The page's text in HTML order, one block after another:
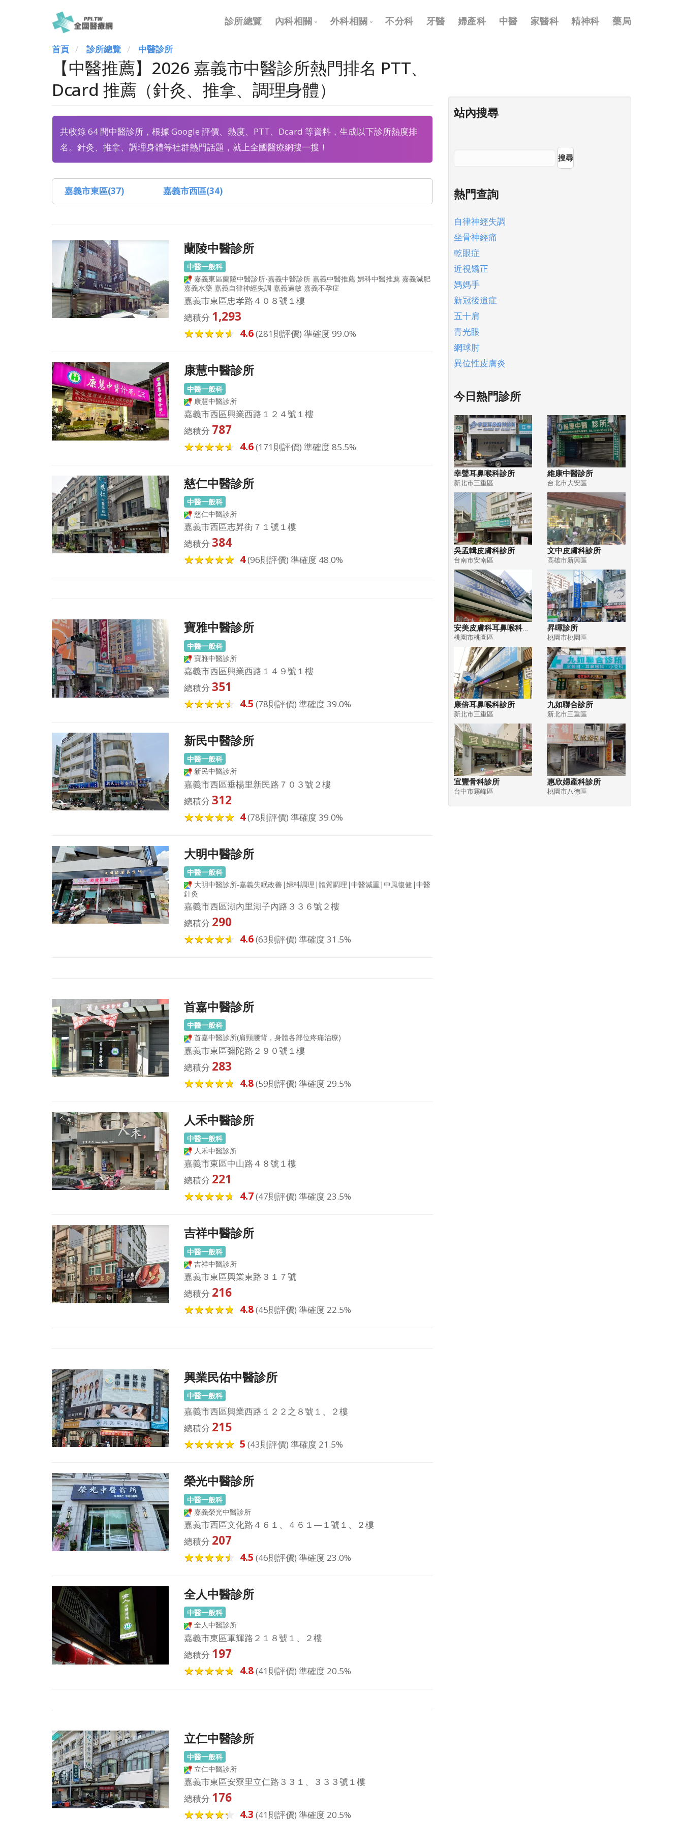
Main
navigation
診所總覽 內科相關
內科
兒科
皮膚科
神經科
復健科
外科相關
外科
耳鼻喉科
骨科
泌尿科
不分科 牙醫 婦產科 中醫 家醫科 精神科 藥局
首頁 診所總覽 中醫診所
【中醫推薦】2026 嘉義市中醫診所熱門排名 PTT、
Dcard 推薦（針灸、推拿、調理身體）
共收錄 64 間中醫診所，根據 Google 評價、熱度、PTT、Dcard 等資料，生成以下診所熱度排
名。針灸、推拿、調理身體等社群熱門話題，就上全國醫療網搜一搜！
嘉義市東區(37) 嘉義市西區(34)
蘭陵中醫診所
中醫一般科
嘉義東區蘭陵中醫診所-嘉義中醫診所 嘉義中醫推薦 婦科中醫推薦 嘉義減肥
嘉義水藥 嘉義自律神經失調 嘉義過敏 嘉義不孕症
嘉義市東區忠孝路４０８號１樓
總積分 1,293
4.6(281則評價) 準確度 99.0%
康慧中醫診所
中醫一般科
康慧中醫診所
嘉義市西區興業西路１２４號１樓
總積分 787
4.6(171則評價) 準確度 85.5%
慈仁中醫診所
中醫一般科
慈仁中醫診所
嘉義市西區志昇街７１號１樓
總積分 384
4(96則評價) 準確度 48.0%
寶雅中醫診所
中醫一般科
寶雅中醫診所
嘉義市西區興業西路１４９號１樓
總積分 351
4.5 (78則評價) 準確度 39.0%
新民中醫診所
中醫一般科
新民中醫診所
嘉義市西區垂楊里新民路７０３號２樓
總積分 312
4(78則評價) 準確度 39.0%
大明中醫診所
中醫一般科
大明中醫診所-嘉義失眠改善|婦科調理|體質調理|中醫減重|中風復健|中醫
針灸
嘉義市西區湖內里湖子內路３３６號２樓
總積分 290
4.6(63則評價) 準確度 31.5%
首嘉中醫診所
中醫一般科
首嘉中醫診所(肩頸腰背，身體各部位疼痛治療)
嘉義市東區彌陀路２９０號１樓
總積分 283
4.8(59則評價) 準確度 29.5%
人禾中醫診所
中醫一般科
人禾中醫診所
嘉義市東區中山路４８號１樓
總積分 221
4.7(47則評價) 準確度 23.5%
吉祥中醫診所
中醫一般科
吉祥中醫診所
嘉義市東區興業東路３１７號
總積分 216
4.8(45則評價) 準確度 22.5%
興業民佑中醫診所
中醫一般科
嘉義市西區興業西路１２２之８號１、２樓
總積分 215
5 (43則評價) 準確度 21.5%
榮光中醫診所
中醫一般科
嘉義榮光中醫診所
嘉義市西區文化路４６１、４６１—１號１、２樓
總積分 207
4.5 (46則評價) 準確度 23.0%
全人中醫診所
中醫一般科
全人中醫診所
嘉義市東區軍輝路２１８號１、２樓
總積分 197
4.8(41則評價) 準確度 20.5%
立仁中醫診所
中醫一般科
立仁中醫診所
嘉義市東區安寮里立仁路３３１、３３３號１樓
總積分 176
4.3 (41則評價) 準確度 20.5%
站內搜尋
搜尋
熱門查詢
自律神經失調
坐骨神經痛
乾眼症
近視矯正
媽媽手
新冠後遺症
五十肩
青光眼
網球肘
異位性皮膚炎
今日熱門診所
幸聲耳鼻喉科診所
新北市三重區
維康中醫診所
台北市大安區
吳孟輯皮膚科診所
台南市安南區
文中皮膚科診所
高雄市新興區
安美皮膚科耳鼻喉科專科診所
桃園市桃園區
昇暉診所
桃園市桃園區
康倍耳鼻喉科診所
新北市三重區
九如聯合診所
新北市三重區
宜豐骨科診所
台中市霧峰區
惠欣婦產科診所
桃園市八德區